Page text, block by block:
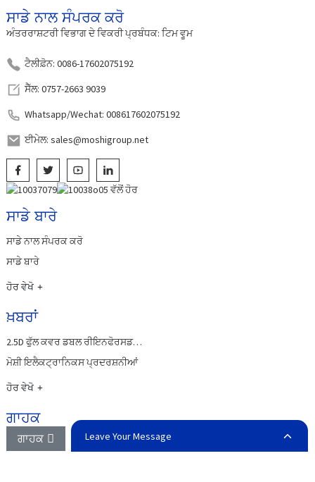
ਸਾਡੇ ਨਾਲ ਸੰਪਰਕ ਕਰੋ
ਅੰਤਰਰਾਸ਼ਟਰੀ ਵਿਭਾਗ ਦੇ ਵਿਕਰੀ ਪ੍ਰਬੰਧਕ: ਟਿਮ ਵੂਮ
ਟੈਲੀਫ਼ੋਨ: 0086-17602075192
ਸੈੱਲ: 0757-2663 9039
Whatsapp/Wechat: 008617602075192
ਈਮੇਲ: sales@moshigroup.net
ਸਾਡੇ ਬਾਰੇ
ਸਾਡੇ ਨਾਲ ਸੰਪਰਕ ਕਰੋ
ਸਾਡੇ ਬਾਰੇ
ਹੋਰ ਵੇਖੋ
ਖ਼ਬਰਾਂ
2.5D ਫੁੱਲ ਕਵਰ ਡਬਲ ਰੀਇਨਫੋਰਸਡ…
ਮੋਸ਼ੀ ਇਲੈਕਟ੍ਰਾਨਿਕਸ ਪ੍ਰਦਰਸ਼ਨੀਆਂ
ਹੋਰ ਵੇਖੋ
ਗਾਹਕ
ਗਾਹਕ Leave Your Message